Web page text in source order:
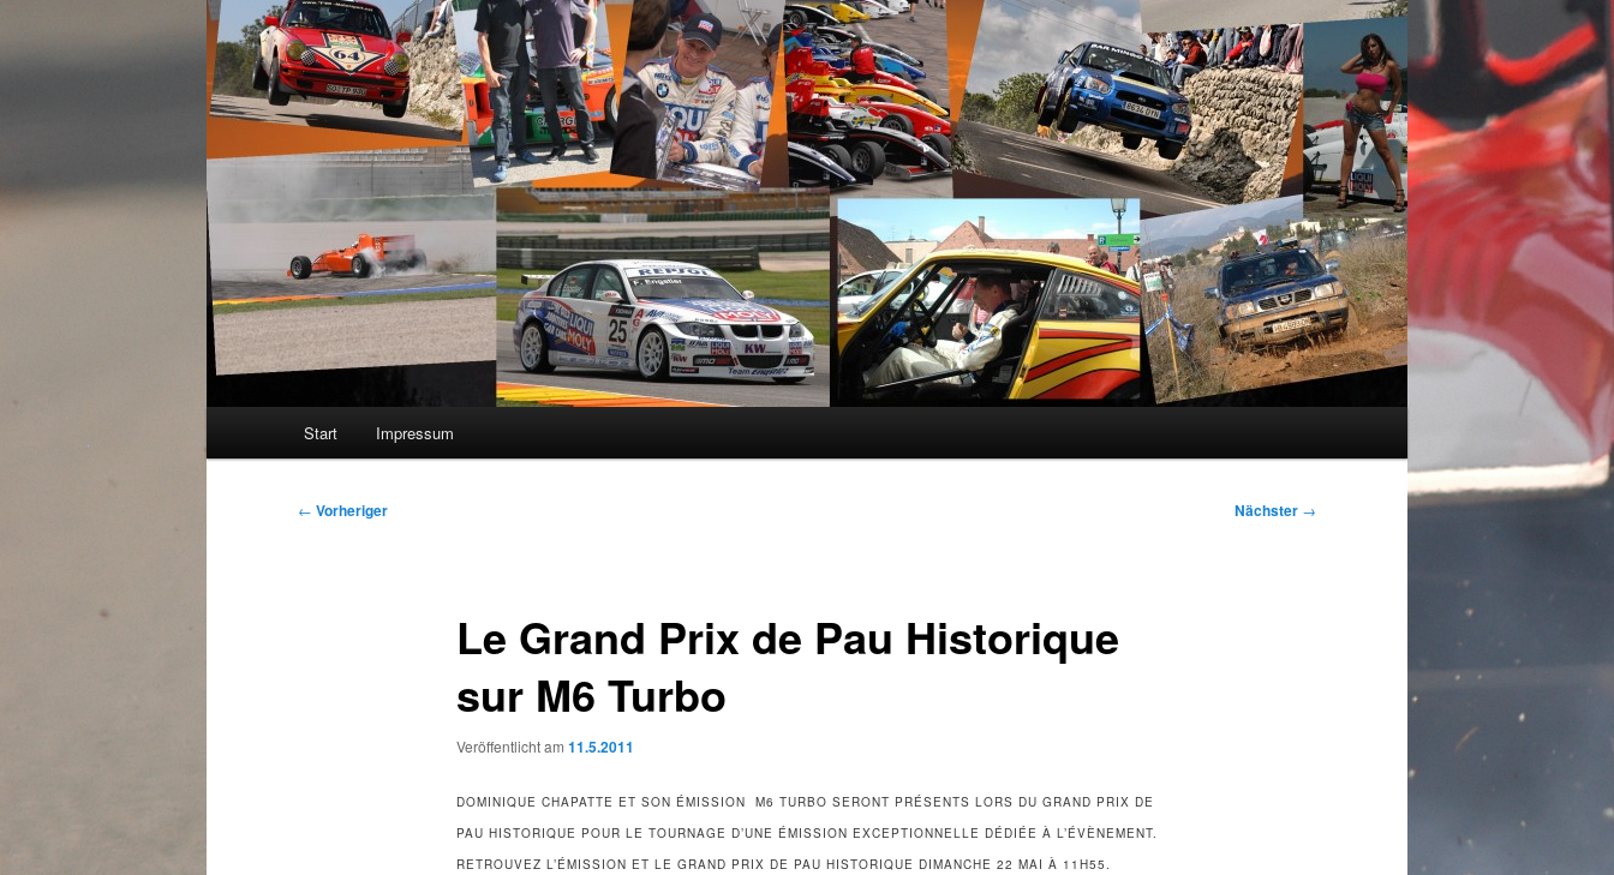
Start Impressum
Beitragsnavigation
← Vorheriger Nächster →
Le Grand Prix de Pau Historique
sur M6 Turbo
Veröffentlicht am 11.5.2011
DOMINIQUE CHAPATTE ET SON ÉMISSION M6 TURBO SERONT PRÉSENTS LORS DU GRAND PRIX DE
PAU HISTORIQUE POUR LE TOURNAGE D’UNE ÉMISSION EXCEPTIONNELLE DÉDIÉE À L’ÉVÈNEMENT.
RETROUVEZ L’ÉMISSION ET LE GRAND PRIX DE PAU HISTORIQUE DIMANCHE 22 MAI À 11H55.